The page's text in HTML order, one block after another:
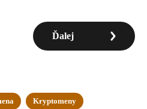
Ďalej
Kryptomeny